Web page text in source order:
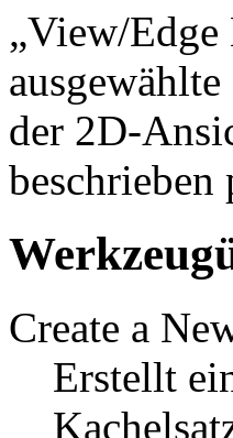
„View/Edge
der 2D-
beschrieben
Create a
Erstellt